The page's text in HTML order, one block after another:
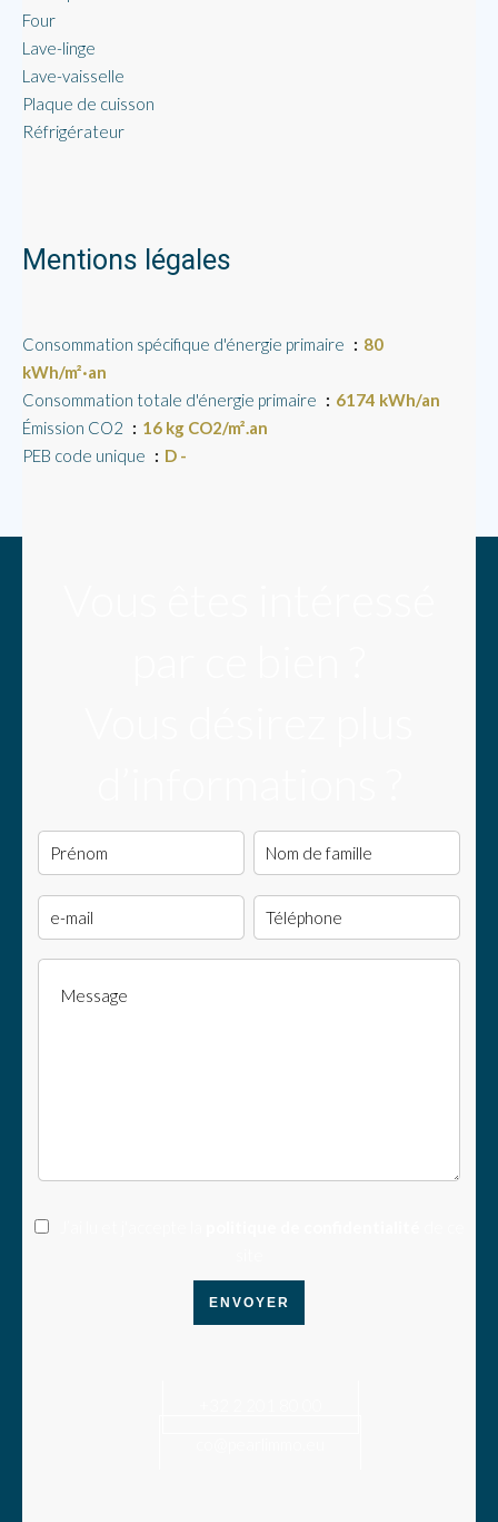
Four
Lave-linge
Lave-vaisselle
Plaque de cuisson
Réfrigérateur
Mentions légales
Consommation spécifique d'énergie primaire
80
kWh/m²·an
Consommation totale d'énergie primaire
6174 kWh/an
Émission CO2
16 kg CO2/m².an
PEB code unique
D -
ENVOYER